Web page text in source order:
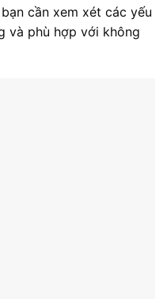
cần xem xét các yếu
và phù hợp với không